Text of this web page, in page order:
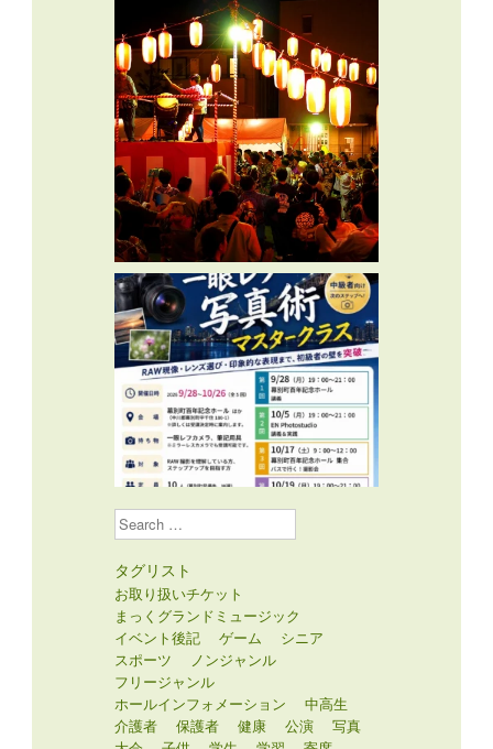
Search
タグリスト
お取り扱いチケット
まっくグランドミュージック
イベント後記
ゲーム
シニア
スポーツ
ノンジャンル
フリージャンル
ホールインフォメーション
中高生
介護者
保護者 健康 公演
写真